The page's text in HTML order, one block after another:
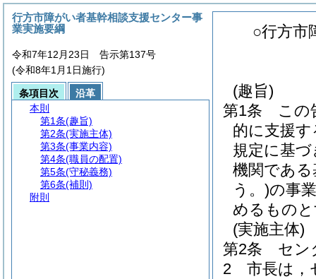
○行方市
(趣旨)
第1条
この
的に支援
規定に基
機関であ
う。)の事
めるもの
(実施主体)
第2条
セン
2
市長は，
行方市障がい者基幹相談支援センター事
業実施要綱
令和7年12月23日 告示第137号
(令和8年1月1日施行)
条項目次
沿革
本則
第1条(趣旨)
第2条(実施主体)
第3条(事業内容)
第4条(職員の配置)
第5条(守秘義務)
第6条(補則)
附則